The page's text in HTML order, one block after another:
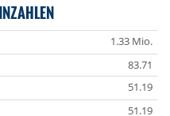
1.33 Mio.
83.71
51.19
51.19